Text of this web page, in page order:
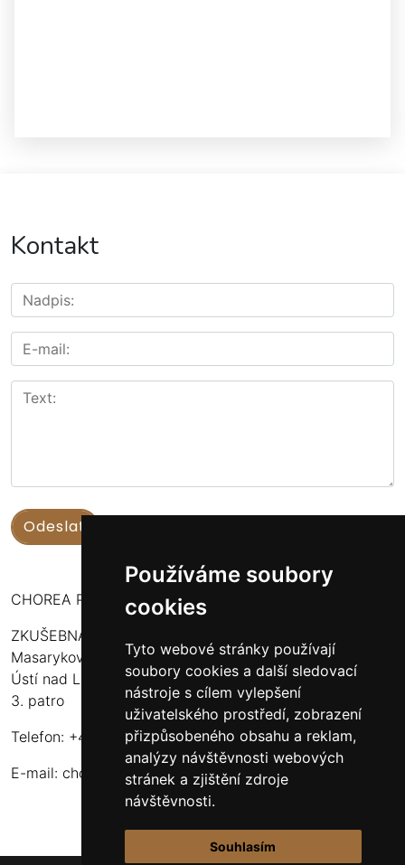
Používáme soubory
cookies
Tyto webové stránky používají
soubory cookies a další sledovací
nástroje s cílem vylepšení
uživatelského prostředí, zobrazení
přizpůsobeného obsahu a reklam,
analýzy návštěvnosti webových
stránek a zjištění zdroje
návštěvnosti.
Souhlasím
Kontakt
CHOREA PUERI USTENSIS
ZKUŠEBNA:
Masarykova 316
Ústí nad Labem - Bukov Rondel
3. patro
Telefon: +420 608 916 320
E-mail: choreapueriustensis@centrum.cz